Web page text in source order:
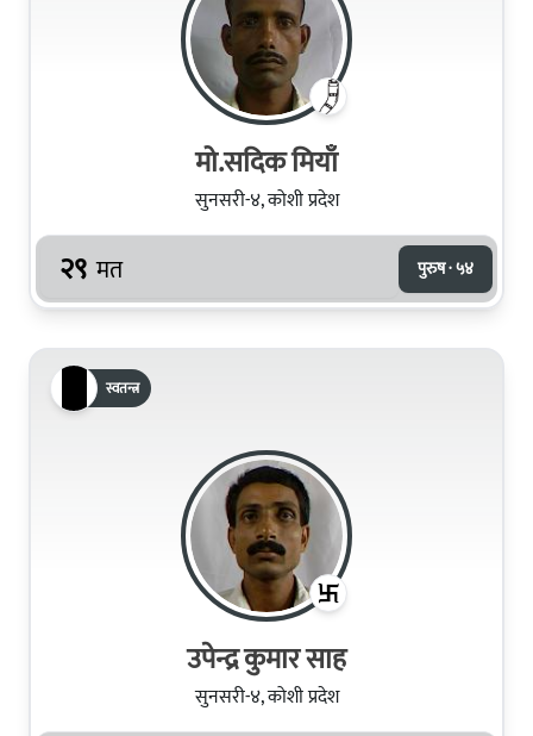
मो.सदिक मियाँ
सुनसरी-४, कोशी प्रदेश
२९ मत पुरुष · ५४
स्वतन्त्र
उपेन्द्र कुमार साह
सुनसरी-४, कोशी प्रदेश